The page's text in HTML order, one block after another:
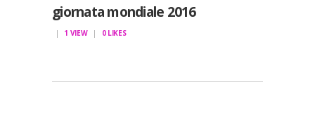
giornata mondiale 2016
1 VIEW 0 LIKES